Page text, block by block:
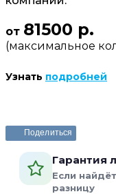
от 81500 р.
(максимальное
Узнать подробней
Поделиться
Гарантия
Если
разницу